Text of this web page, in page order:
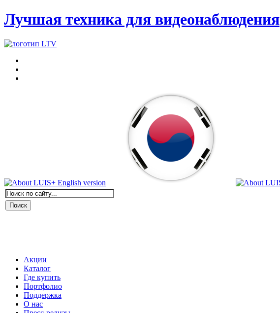
Лучшая техника для видеонаблюдения
Акции
Каталог
Где купить
Портфолио
Поддержка
О нас